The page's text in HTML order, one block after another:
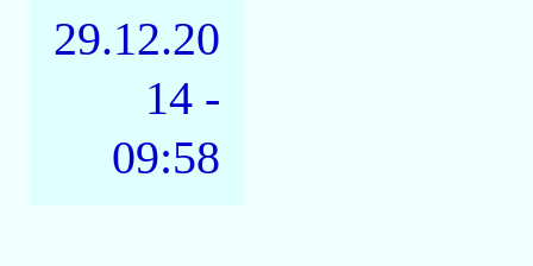
29.12.20
14 -
09:58